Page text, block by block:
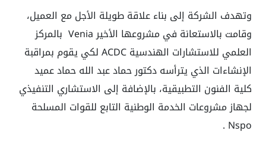
وتهدف الشركة إلى بناء علاقة طويلة الأجل مع العميل،
وقامت بالاستعانة في مشروعها الأخير Venia بالمركز
العلمي للاستشارات الهندسية ACDC لكي يقوم بمراقبة
الإنشاءات الذي يترأسه دكتور حماد عبد الله حماد عميد
كلية الفنون التطبيقية، بالإضافة إلى الاستشاري التنفيذي
لجهاز مشروعات الخدمة الوطنية التابع للقوات المسلحة
Nspo .